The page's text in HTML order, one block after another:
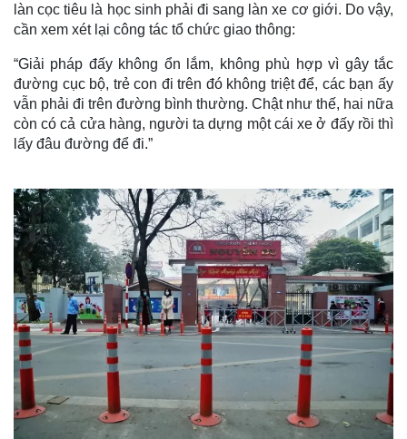
làn cọc tiêu là học sinh phải đi sang làn xe cơ giới. Do vậy,
cần xem xét lại công tác tổ chức giao thông:
“Giải pháp đấy không ổn lắm, không phù hợp vì gây tắc
đường cục bộ, trẻ con đi trên đó không triệt để, các bạn ấy
vẫn phải đi trên đường bình thường. Chật như thế, hai nữa
còn có cả cửa hàng, người ta dựng một cái xe ở đấy rồi thì
lấy đâu đường để đi.”